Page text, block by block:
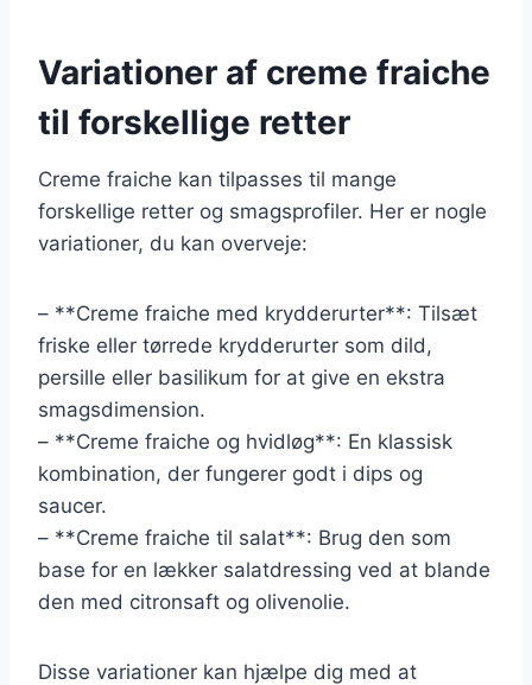
Variationer af creme fraiche
til forskellige retter
Creme fraiche kan tilpasses til mange
forskellige retter og smagsprofiler. Her er nogle
variationer, du kan overveje:
– **Creme fraiche med krydderurter**: Tilsæt
friske eller tørrede krydderurter som dild,
persille eller basilikum for at give en ekstra
smagsdimension.
– **Creme fraiche og hvidløg**: En klassisk
kombination, der fungerer godt i dips og
saucer.
– **Creme fraiche til salat**: Brug den som
base for en lækker salatdressing ved at blande
den med citronsaft og olivenolie.
Disse variationer kan hjælpe dig med at